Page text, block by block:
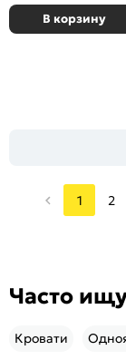
В корзину
1 2
Часто
Кровати